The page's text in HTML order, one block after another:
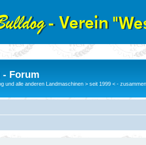
- Forum
und alle anderen Landmaschinen > seit 1999 < -